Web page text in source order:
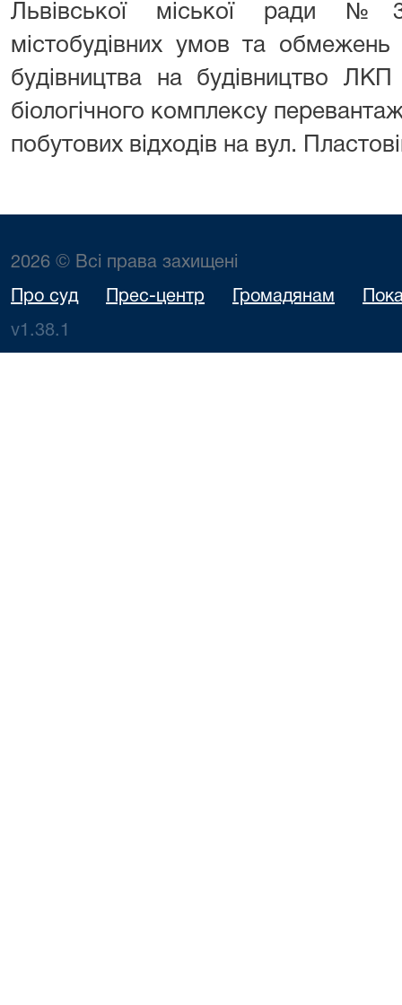
Львівської міської ради
містобудівних умов та обмежень
будівництва на будівництво
біологічного комплексу
побутових відходів на вул.
2026 © Всі права захищені
Про суд Прес-центр Громадянам
v1.38.1